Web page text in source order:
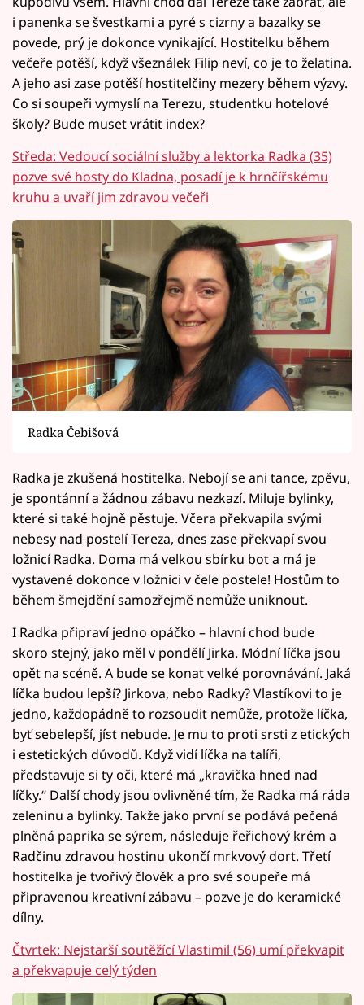
i panenka se švestkami a pyré s cizrny a bazalky se
povede, prý je dokonce vynikající. Hostitelku během
večeře potěší, když všeználek Filip neví, co je to želatina.
A jeho asi zase potěší hostitelčiny mezery během výzvy.
Co si soupeři vymyslí na Terezu, studentku hotelové
školy? Bude muset vrátit index?
Středa: Vedoucí sociální služby a lektorka Radka (35)
pozve své hosty do Kladna, posadí je k hrnčířskému
kruhu a uvaří jim zdravou večeři
Radka Čebišová
Radka je zkušená hostitelka. Nebojí se ani tance, zpěvu,
je spontánní a žádnou zábavu nezkazí. Miluje bylinky,
které si také hojně pěstuje. Včera překvapila svými
nebesy nad postelí Tereza, dnes zase překvapí svou
ložnicí Radka. Doma má velkou sbírku bot a má je
vystavené dokonce v ložnici v čele postele! Hostům to
během šmejdění samozřejmě nemůže uniknout.
I Radka připraví jedno opáčko – hlavní chod bude
skoro stejný, jako měl v pondělí Jirka. Módní líčka jsou
opět na scéně. A bude se konat velké porovnávání. Jaká
líčka budou lepší? Jirkova, nebo Radky? Vlastíkovi to je
jedno, každopádně to rozsoudit nemůže, protože líčka,
byť sebelepší, jíst nebude. Je mu to proti srsti z etických
i estetických důvodů. Když vidí líčka na talíři,
představuje si ty oči, které má „kravička hned nad
líčky.“ Další chody jsou ovlivněné tím, že Radka má ráda
zeleninu a bylinky. Takže jako první se podává pečená
plněná paprika se sýrem, následuje řeřichový krém a
Radčinu zdravou hostinu ukončí mrkvový dort. Třetí
hostitelka je tvořivý člověk a pro své soupeře má
připravenou kreativní zábavu – pozve je do keramické
dílny.
Čtvrtek: Nejstarší soutěžící Vlastimil (56) umí překvapit
a překvapuje celý týden